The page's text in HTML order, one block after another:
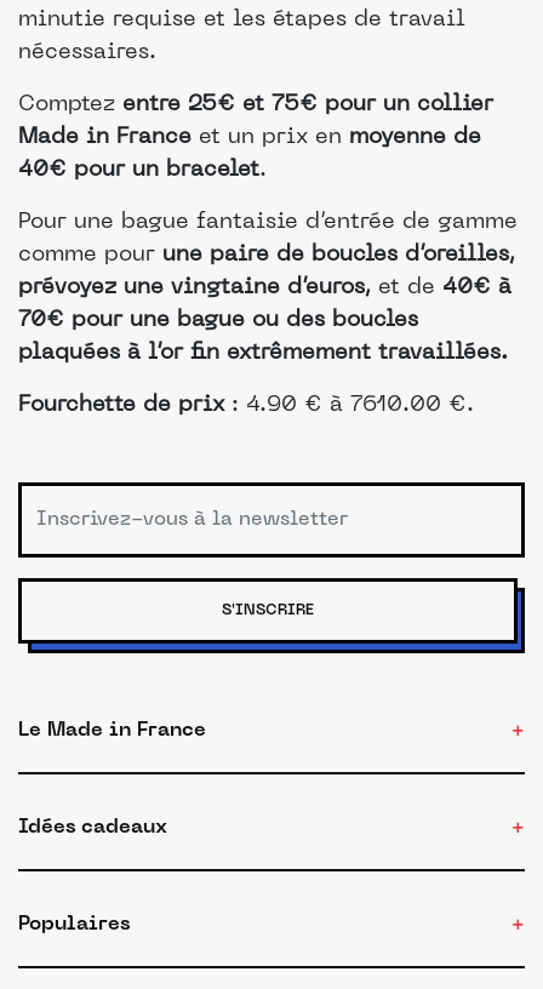
minutie requise et les étapes de travail
nécessaires.
Comptez entre 25€ et 75€ pour un collier
Made in France et un prix en moyenne de
40€ pour un bracelet.
Pour une bague fantaisie d’entrée de gamme
comme pour une paire de boucles d’oreilles,
prévoyez une vingtaine d’euros, et de 40€ à
70€ pour une bague ou des boucles
plaquées à l’or fin extrêmement travaillées.
Fourchette de prix: 4.90 € à 7610.00 €.
S'INSCRIRE
Le Made in France
Idées cadeaux
Populaires